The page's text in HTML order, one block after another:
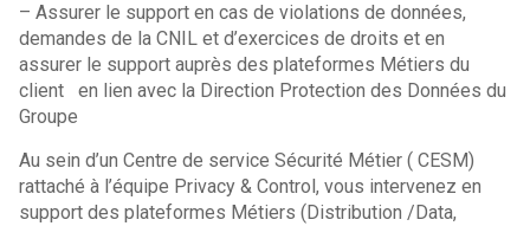
– Assurer le support en cas de violations de données,
demandes de la CNIL et d’exercices de droits et en
assurer le support auprès des plateformes Métiers du
client en lien avec la Direction Protection des Données du
Groupe
Au sein d’un Centre de service Sécurité Métier ( CESM)
rattaché à l’équipe Privacy & Control, vous intervenez en
support des plateformes Métiers (Distribution /Data,